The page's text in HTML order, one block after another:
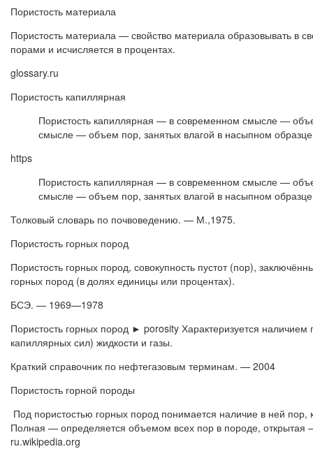
Пористость материала
Пористость материала — свойство материала образовывать в
порами и исчисляется в процентах.
glossary.ru
Пористость капиллярная
Пористость капиллярная — в современном смысле —
смысле — объем пор, занятых влагой в насыпном
https
Пористость капиллярная — в современном смысле —
смысле — объем пор, занятых влагой в насыпном
Толковый словарь по почвоведению. — М.,1975.
Пористость горных пород
Пористость горных пород, совокупность пустот (пор),
горных пород (в долях единицы или процентах).
БСЭ. — 1969—1978
Пористость горных пород ► porosity Характеризуется
капиллярных сил) жидкости и газы.
Краткий справочник по нефтегазовым терминам. — 2004
Пористость горной породы
Под пористостью горных пород понимается наличие в ней
Полная — определяется объемом всех пор в породе,
ru.wikipedia.org